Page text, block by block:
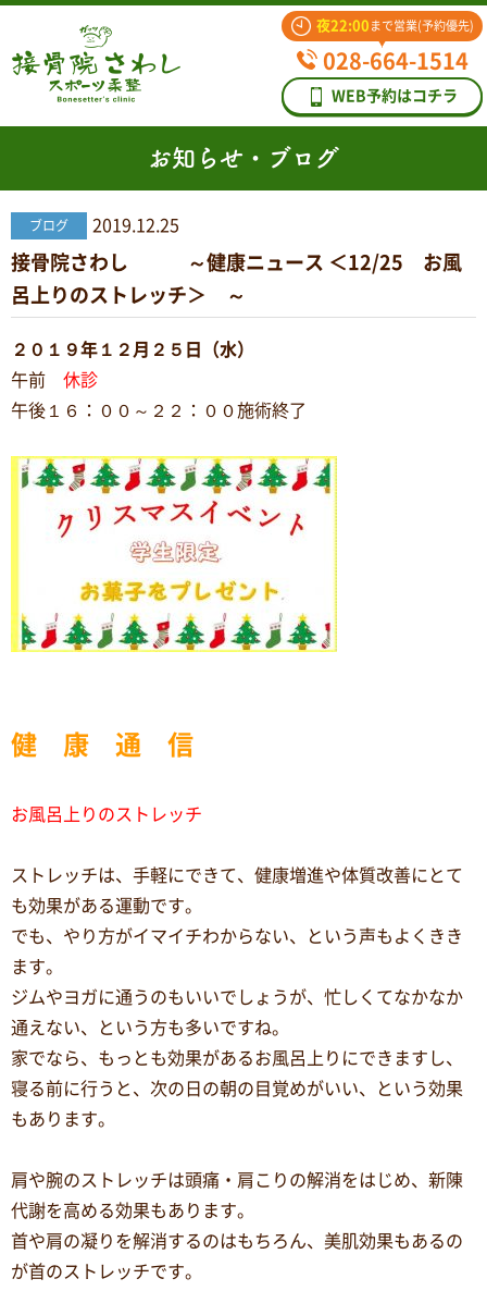
夜22:00 まで営業(予約優先)
028-664-1514
WEB予約はコチラ
お知らせ・ブログ
ブログ 2019.12.25
接骨院さわし ～健康ニュース ＜12/25 お風
呂上りのストレッチ＞ ～
２０１９年１２月２５日（水）
午前 休診
午後１６：００～２２：００施術終了
健 康 通 信
お風呂上りのストレッチ
ストレッチは、手軽にできて、健康増進や体質改善にとて
も効果がある運動です。
でも、やり方がイマイチわからない、という声もよくきき
ます。
ジムやヨガに通うのもいいでしょうが、忙しくてなかなか
通えない、という方も多いですね。
家でなら、もっとも効果があるお風呂上りにできますし、
寝る前に行うと、次の日の朝の目覚めがいい、という効果
もあります。
肩や腕のストレッチは頭痛・肩こりの解消をはじめ、新陳
代謝を高める効果もあります。
首や肩の凝りを解消するのはもちろん、美肌効果もあるの
が首のストレッチです。